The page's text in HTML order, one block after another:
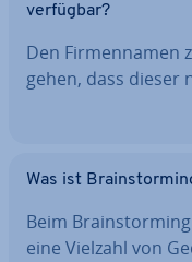
verfügbar?
Den Fir­men­na­men
gehen, dass dieser
Was ist
Beim
eine Vielzahl von